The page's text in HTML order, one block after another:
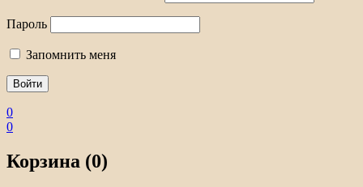
Пароль
Запомнить меня
0
0
Корзина (0)